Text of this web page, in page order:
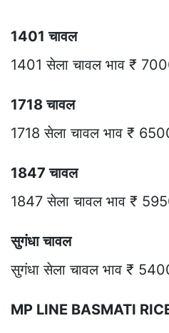
1401 चावल
1401 सेला चावल भाव ₹
1718 चावल
1718 सेला चावल भाव ₹
1847 चावल
1847 सेला चावल भाव ₹
सुगंधा चावल
सुगंधा सेला चावल भाव ₹
MP LINE BASMATI